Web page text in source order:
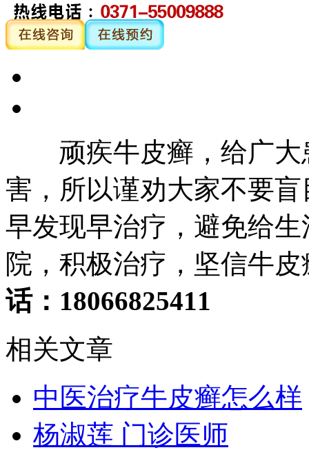
顽疾牛皮癣，给广大
害，所以谨劝大家不要
早发现早治疗，避免给
院，积极治疗，坚信牛
话：18066825411
相关文章
中医治疗牛皮癣怎么样
杨淑莲 门诊医师